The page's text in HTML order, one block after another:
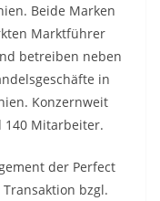
Beide Marken
Marktführer
betreiben neben
in
Konzernweit
140 Mitarbeiter.
der Perfect
bzgl.